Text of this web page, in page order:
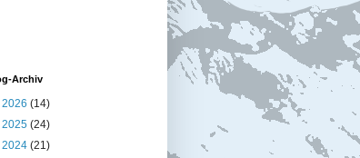
Archiv
2026 (14)
2025 (24)
2024 (21)